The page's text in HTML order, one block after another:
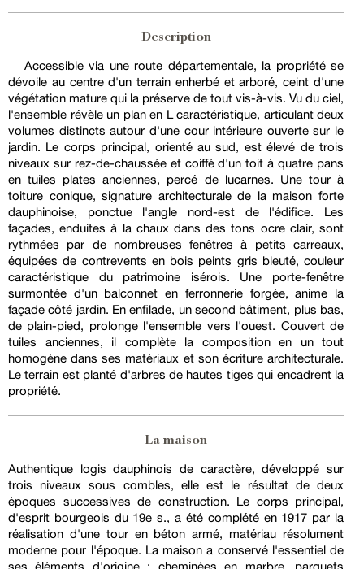
Description
Accessible via une route départementale, la propriété se
dévoile au centre d'un terrain enherbé et arboré, ceint d'une
végétation mature qui la préserve de tout vis-à-vis. Vu du ciel,
l'ensemble révèle un plan en L caractéristique, articulant deux
volumes distincts autour d'une cour intérieure ouverte sur le
jardin. Le corps principal, orienté au sud, est élevé de trois
niveaux sur rez-de-chaussée et coiffé d'un toit à quatre pans
en tuiles plates anciennes, percé de lucarnes. Une tour à
toiture conique, signature architecturale de la maison forte
dauphinoise, ponctue l'angle nord-est de l'édifice. Les
façades, enduites à la chaux dans des tons ocre clair, sont
rythmées par de nombreuses fenêtres à petits carreaux,
équipées de contrevents en bois peints gris bleuté, couleur
caractéristique du patrimoine isérois. Une porte-fenêtre
surmontée d'un balconnet en ferronnerie forgée, anime la
façade côté jardin. En enfilade, un second bâtiment, plus bas,
de plain-pied, prolonge l'ensemble vers l'ouest. Couvert de
tuiles anciennes, il complète la composition en un tout
homogène dans ses matériaux et son écriture architecturale.
Le terrain est planté d'arbres de hautes tiges qui encadrent la
propriété.
La maison
Authentique logis dauphinois de caractère, développé sur
trois niveaux sous combles, elle est le résultat de deux
époques successives de construction. Le corps principal,
d'esprit bourgeois du 19e s., a été complété en 1917 par la
réalisation d'une tour en béton armé, matériau résolument
moderne pour l'époque. La maison a conservé l'essentiel de